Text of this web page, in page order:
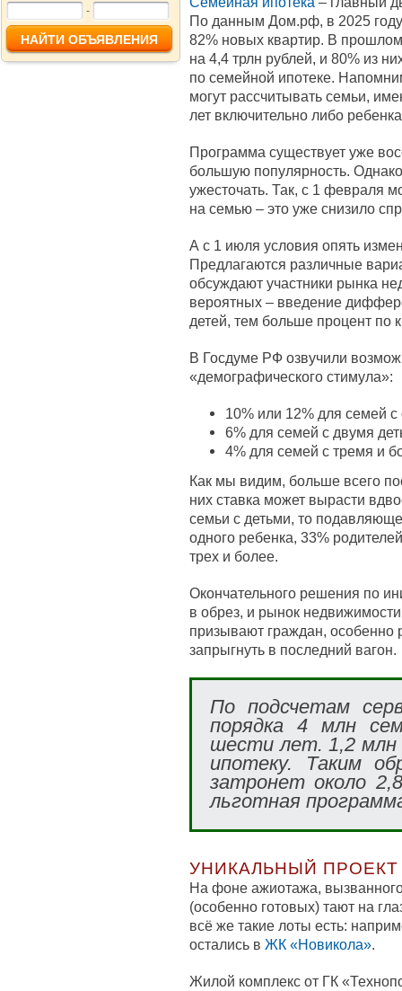
-
По данным Дом.рф, в 2025
82% новых квартир. В
на 4,4 трлн рублей, и 80% из
по семейной ипотеке.
могут рассчитывать семьи,
лет включительно либо
Программа существует уже
большую популярность.
ужесточать. Так, с 1 февраля
на семью – это уже снизило
А с 1 июля условия опять
Предлагаются различные
обсуждают участники рынка
вероятных – введение
детей, тем больше процент по
В Госдуме РФ озвучили
«демографического стимула»:
10% или 12% для семей
6% для семей с двумя
4% для семей с тремя и
Как мы видим, больше всего
них ставка может вырасти
семьи с детьми, то
одного ребенка, 33%
трех и более.
Окончательного решения по
в обрез, и рынок
призывают граждан, особенно
запрыгнуть в последний вагон.
По подсчетам
порядка 4 млн
шести лет. 1,2 млн
ипотеку. Таким
затронет около
льготная
УНИКАЛЬНЫЙ ПРОЕКТ
На фоне ажиотажа,
(особенно готовых) тают на
всё же такие лоты есть:
остались в ЖК «Новикола».
Жилой комплекс от ГК